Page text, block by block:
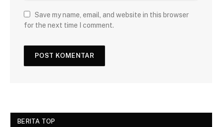
Save my name, email, and website in this browser
for the next time I comment.
BERITA TOP